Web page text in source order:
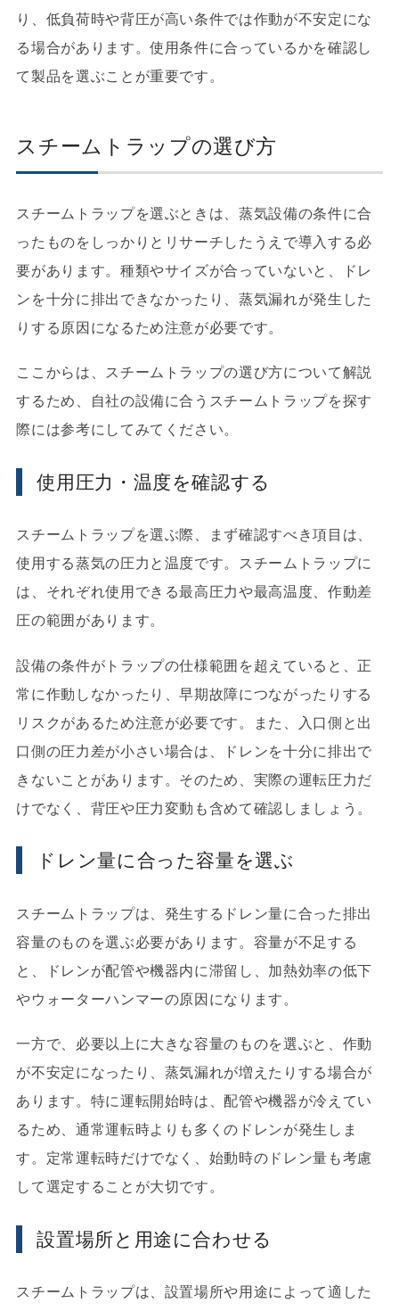
り、低負荷時や背圧が高い条件では作動が不安定にな
る場合があります。使用条件に合っているかを確認し
て製品を選ぶことが重要です。
スチームトラップの選び方
スチームトラップを選ぶときは、蒸気設備の条件に合
ったものをしっかりとリサーチしたうえで導入する必
要があります。種類やサイズが合っていないと、ドレ
ンを十分に排出できなかったり、蒸気漏れが発生した
りする原因になるため注意が必要です。
ここからは、スチームトラップの選び方について解説
するため、自社の設備に合うスチームトラップを探す
際には参考にしてみてください。
使用圧力・温度を確認する
スチームトラップを選ぶ際、まず確認すべき項目は、
使用する蒸気の圧力と温度です。スチームトラップに
は、それぞれ使用できる最高圧力や最高温度、作動差
圧の範囲があります。
設備の条件がトラップの仕様範囲を超えていると、正
常に作動しなかったり、早期故障につながったりする
リスクがあるため注意が必要です。また、入口側と出
口側の圧力差が小さい場合は、ドレンを十分に排出で
きないことがあります。そのため、実際の運転圧力だ
けでなく、背圧や圧力変動も含めて確認しましょう。
ドレン量に合った容量を選ぶ
スチームトラップは、発生するドレン量に合った排出
容量のものを選ぶ必要があります。容量が不足する
と、ドレンが配管や機器内に滞留し、加熱効率の低下
やウォーターハンマーの原因になります。
一方で、必要以上に大きな容量のものを選ぶと、作動
が不安定になったり、蒸気漏れが増えたりする場合が
あります。特に運転開始時は、配管や機器が冷えてい
るため、通常運転時よりも多くのドレンが発生しま
す。定常運転時だけでなく、始動時のドレン量も考慮
して選定することが大切です。
設置場所と用途に合わせる
スチームトラップは、設置場所や用途によって適した